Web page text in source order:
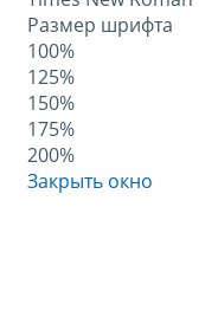
Размер шрифта
100%
125%
150%
175%
200%
Закрыть окно